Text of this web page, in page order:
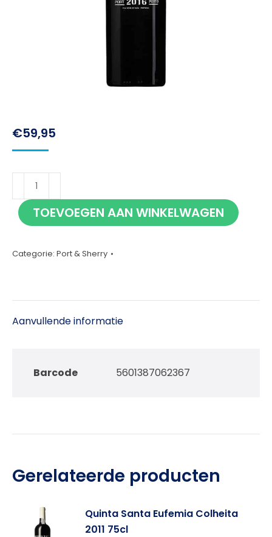
€59,95
Krohn
Vintage
2016
aantal
TOEVOEGEN AAN WINKELWAGEN
Categorie: Port & Sherry
Aanvullende informatie
Barcode 5601387062367
Gerelateerde producten
Quinta Santa Eufemia Colheita
2011 75cl